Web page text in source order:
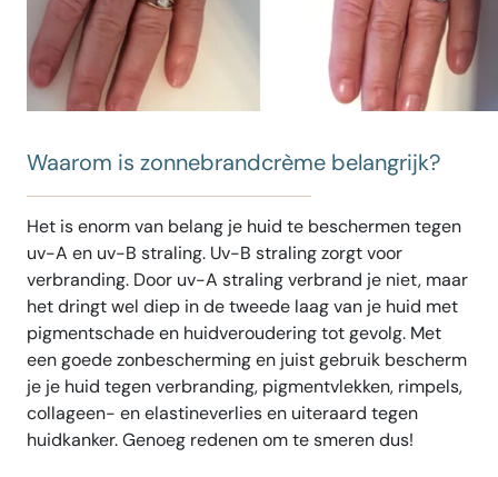
Waarom is zonnebrandcrème belangrijk?
Het is enorm van belang je huid te beschermen tegen
uv-A en uv-B straling. Uv-B straling zorgt voor
verbranding. Door uv-A straling verbrand je niet, maar
het dringt wel diep in de tweede laag van je huid met
pigmentschade en huidveroudering tot gevolg. Met
een goede zonbescherming en juist gebruik bescherm
je je huid tegen verbranding, pigmentvlekken, rimpels,
collageen- en elastineverlies en uiteraard tegen
huidkanker. Genoeg redenen om te smeren dus!